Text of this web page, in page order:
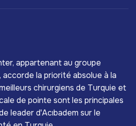
appartenant au groupe
accorde la priorité absolue à la
chirurgiens de Turquie et
de pointe sont les principales
leader d'Acıbadem sur le